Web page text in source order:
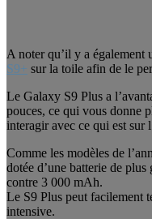
A noter qu’il y a également
S9+ sur la toile afin de le
Le Galaxy S9 Plus a
pouces, ce qui vous donne
interagir avec ce qui est sur
Comme les modèles de
dotée d’une batterie de
contre 3 000 mAh.
Le S9 Plus peut facilement
intensive.